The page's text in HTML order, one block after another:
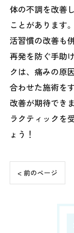
体の不調を改善
ことがあります
活習慣の改善も
再発を防ぐ手助
クは、痛みの原
合わせた施術を
改善が期待でき
ラクティックを
ょう！
< 前のページ